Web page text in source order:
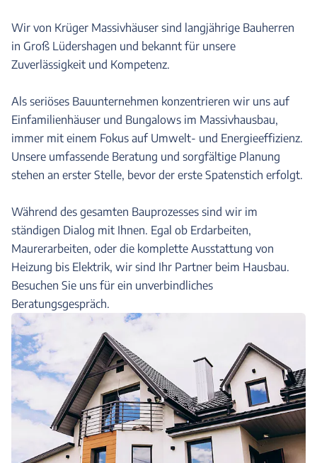
Wir von Krüger Massivhäuser sind langjährige Bauherren
in Groß Lüdershagen und bekannt für unsere
Zuverlässigkeit und Kompetenz.
Als seriöses Bauunternehmen konzentrieren wir uns auf
Einfamilienhäuser und Bungalows im Massivhausbau,
immer mit einem Fokus auf Umwelt- und Energieeffizienz.
Unsere umfassende Beratung und sorgfältige Planung
stehen an erster Stelle, bevor der erste Spatenstich erfolgt.
Während des gesamten Bauprozesses sind wir im
ständigen Dialog mit Ihnen. Egal ob Erdarbeiten,
Maurerarbeiten, oder die komplette Ausstattung von
Heizung bis Elektrik, wir sind Ihr Partner beim Hausbau.
Besuchen Sie uns für ein unverbindliches
Beratungsgespräch.